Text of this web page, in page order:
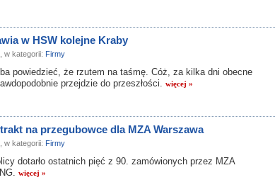
w HSW kolejne Kraby
w kategorii: Firmy
powiedzieć, że rzutem na taśmę. Cóż, za kilka dni obecne
przejdzie do przeszłości. więcej »
na przegubowce dla MZA Warszawa
w kategorii: Firmy
dotarło ostatnich pięć z 90. zamówionych przez MZA
więcej »